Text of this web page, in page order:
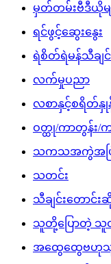
သကသအကွဲအပြဲ
သတင်း
သီချင်းတောင်းဆိုခ
သူတို့ပြောတဲ့ သူ
အထွေထွေဗဟု
အနုပညာရှင်သတင်
အားကစားသတင်
Download App